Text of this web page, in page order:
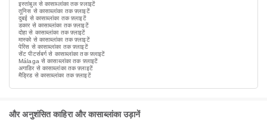
इस्तांबुल से कासाब्लांका तक फ़्लाइटें
तूनिस से कासाब्लांका तक फ़्लाइटें
दुबई से कासाब्लांका तक फ़्लाइटें
डकार से कासाब्लांका तक फ़्लाइटें
दोहा से कासाब्लांका तक फ़्लाइटें
मास्को से कासाब्लांका तक फ़्लाइटें
पेरिस से कासाब्लांका तक फ़्लाइटें
सेंट पीटर्सबर्ग से कासाब्लांका तक फ़्लाइटें
Málaga से कासाब्लांका तक फ़्लाइटें
अगाडिर से कासाब्लांका तक फ़्लाइटें
मैड्रिड से कासाब्लांका तक फ़्लाइटें
और अनुशंसित काहिरा और कासाब्लांका उड़ानें